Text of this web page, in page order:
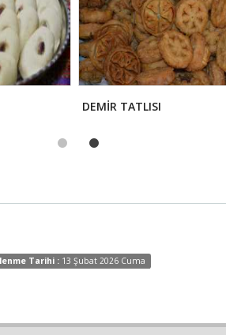
DEMİR TATLISI
Tarihi : 13 Şubat 2026 Cuma